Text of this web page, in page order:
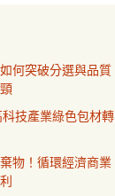
何突破分選與品質
技產業綠色包材轉
物！循環經濟商業